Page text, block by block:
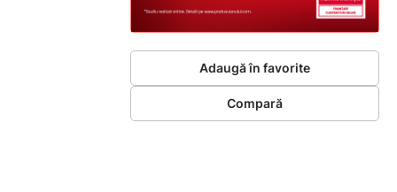
Adaugă în favorite
Compară